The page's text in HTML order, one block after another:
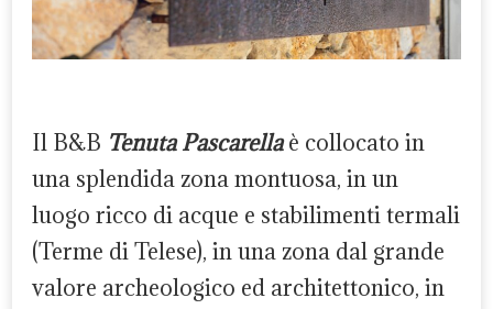
Il B&B Tenuta Pascarellaè collocato in
una splendida zona montuosa, in un
luogo ricco di acque e stabilimenti termali
(Terme di Telese), in una zona dal grande
valore archeologico ed architettonico, in